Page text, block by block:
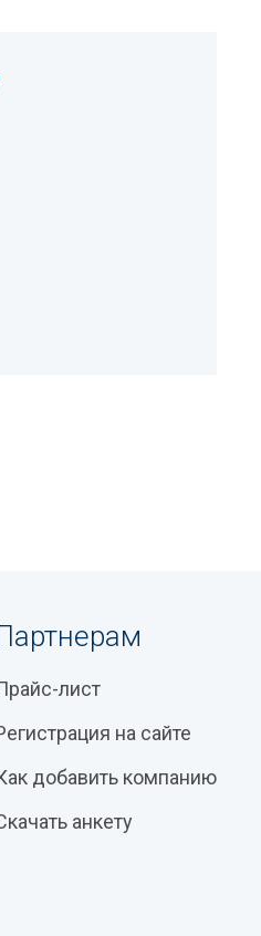
лист
на сайте
добавить компанию
анкету